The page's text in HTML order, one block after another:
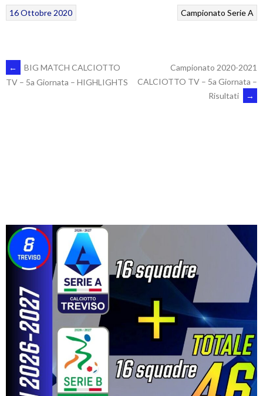
Campionato Serie A
16 Ottobre 2020
POST
←
BIG MATCH CALCIOTTO
TV – 5a Giornata – HIGHLIGHTS
Campionato 2020-2021
CALCIOTTO TV – 5a Giornata –
Risultati
→